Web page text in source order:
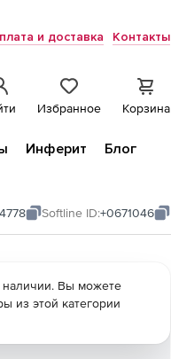
и доставка Контакты
Избранное Корзина
Инферит
Блог
Softline ID:+0671046
наличии. Вы можете
из этой категории